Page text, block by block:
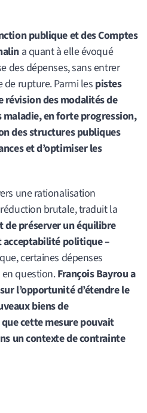
publique et des Comptes
a quant à elle évoqué
des dépenses, sans entrer
rupture. Parmi les pistes
des modalités de
maladie, en forte progression,
des structures publiques
et d’optimiser les
une rationalisation
brutale, traduit la
préserver un équilibre
politique –
certaines dépenses
question.François Bayrou a
l’opportunité d’étendre le
biens de
cette mesure pouvait
un contexte de contrainte